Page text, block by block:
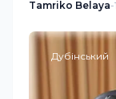
Tamriko Belaya-
Дубінський